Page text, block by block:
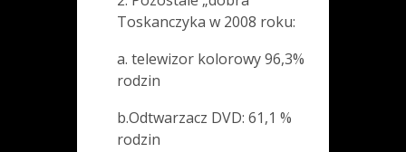
Toskanczyka w 2008 roku:
a. telewizor kolorowy 96,3%
rodzin
b.Odtwarzacz DVD: 61,1 %
rodzin